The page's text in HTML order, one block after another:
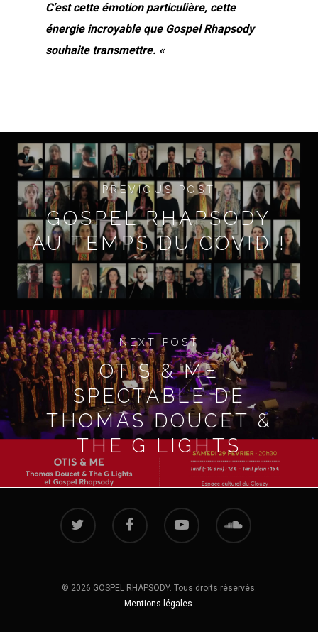
C’est cette émotion particulière, cette
énergie incroyable que Gospel Rhapsody
souhaite transmettre. «
PREVIOUS POST
GOSPEL RHAPSODY
AU TEMPS DU COVID !
NEXT POST
OTIS & ME
SPECTABLE DE
THOMAS DOUCET &
THE G LIGHTS
© 2026 GOSPEL RHAPSODY. Tous droits réservés.
Mentions légales.